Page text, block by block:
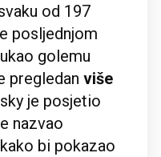
od 197
posljednjom
golemu
pregledan više
je posjetio
nazvao
bi pokazao